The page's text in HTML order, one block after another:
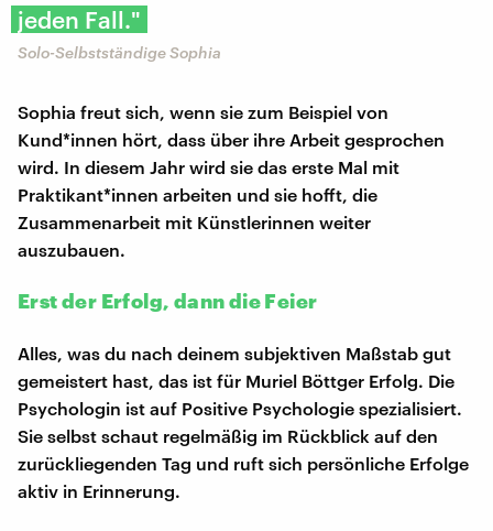
jeden Fall."
Solo-Selbstständige Sophia
Sophia freut sich, wenn sie zum Beispiel von
Kund*innen hört, dass über ihre Arbeit gesprochen
wird. In diesem Jahr wird sie das erste Mal mit
Praktikant*innen arbeiten und sie hofft, die
Zusammenarbeit mit Künstlerinnen weiter
auszubauen.
Erst der Erfolg, dann die Feier
Alles, was du nach deinem subjektiven Maßstab gut
gemeistert hast, das ist für Muriel Böttger Erfolg. Die
Psychologin ist auf Positive Psychologie spezialisiert.
Sie selbst schaut regelmäßig im Rückblick auf den
zurückliegenden Tag und ruft sich persönliche Erfolge
aktiv in Erinnerung.